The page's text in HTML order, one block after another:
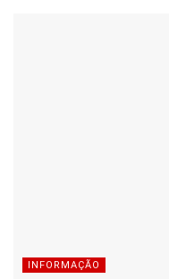
INFORMAÇÃO